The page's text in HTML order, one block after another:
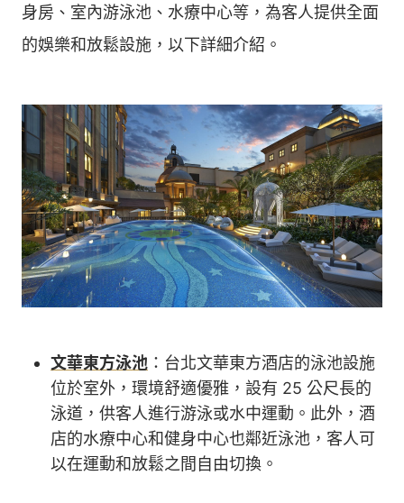
身房、室內游泳池、水療中心等，為客人提供全面
的娛樂和放鬆設施，以下詳細介紹。
文華東方泳池 ：台北文華東方酒店的泳池設施
位於室外，環境舒適優雅，設有 25 公尺長的
泳道，供客人進行游泳或水中運動。此外，酒
店的水療中心和健身中心也鄰近泳池，客人可
以在運動和放鬆之間自由切換。